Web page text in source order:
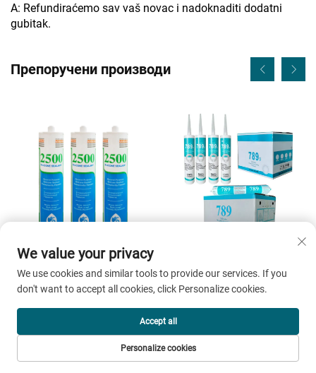
A: Refundiraćemo sav vaš novac i nadoknaditi dodatni
gubitak.
Препоручени производи
Povoljna cena,
vodenodisperzni lepak i
brtveno sredstvo, premium
proizvod u žanru lepkova i
брзотрдни временски
отпоран силликон лепак
неутрални универзални
100% силликон лепак
Добијте бесплатни цитат
We value your privacy
We use cookies and similar tools to provide our services. If you
don't want to accept all cookies, click Personalize cookies.
Personalize cookies
Accept all